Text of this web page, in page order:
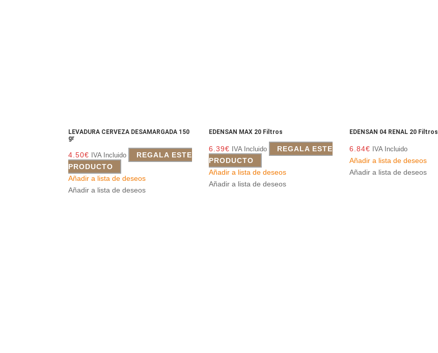
LEVADURA CERVEZA DESAMARGADA 150
gr
4.50€ IVA Incluido
REGALA ESTE
PRODUCTO
Añadir a lista de deseos
Añadir a lista de deseos
EDENSAN MAX 20 Filtros
6.39€ IVA Incluido
REGALA ESTE
PRODUCTO
Añadir a lista de deseos
Añadir a lista de deseos
EDENSAN 04 RENAL 20 Filtros
6.84€ IVA Incluido
Añadir a lista de deseos
Añadir a lista de deseos